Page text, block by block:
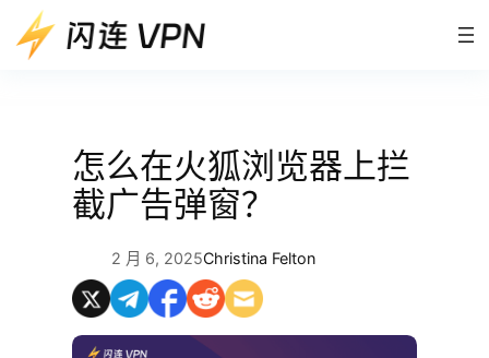
至
怎么在火狐浏览器上拦
截广告弹窗？
2 月 6, 2025Christina Felton